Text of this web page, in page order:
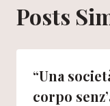
Posts
“Una
corpo